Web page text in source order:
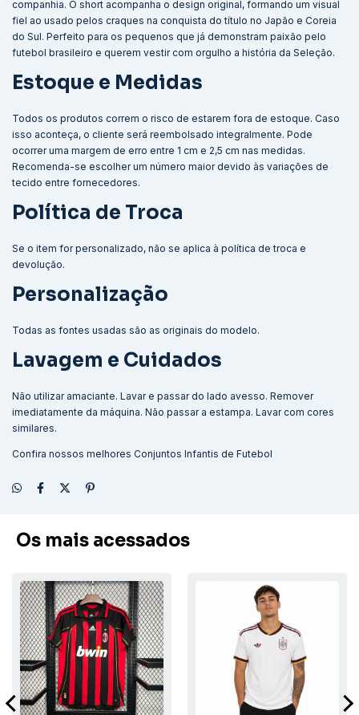
companhia. O short acompanha o design original, formando um visual
fiel ao usado pelos craques na conquista do título no Japão e Coreia
do Sul. Perfeito para os pequenos que já demonstram paixão pelo
futebol brasileiro e querem vestir com orgulho a história da Seleção.
Estoque e Medidas
Todos os produtos correm o risco de estarem fora de estoque. Caso
isso aconteça, o cliente será reembolsado integralmente. Pode
ocorrer uma margem de erro entre 1 cm e 2,5 cm nas medidas.
Recomenda-se escolher um número maior devido às variações de
tecido entre fornecedores.
Política de Troca
Se o item for personalizado, não se aplica à política de troca e
devolução.
Personalização
Todas as fontes usadas são as originais do modelo.
Lavagem e Cuidados
Não utilizar amaciante. Lavar e passar do lado avesso. Remover
imediatamente da máquina. Não passar a estampa. Lavar com cores
similares.
Confira nossos melhores Conjuntos Infantis de Futebol
Os mais acessados